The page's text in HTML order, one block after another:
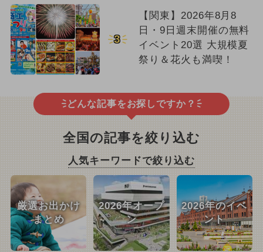
3
【関東】2026年8月8
日・9日週末開催の無料
イベント20選 大規模夏
祭り＆花火も満喫！
どんな記事をお探しですか？
全国の記事を絞り込む
人気キーワードで絞り込む
厳選お出かけ
まとめ
2026年オープ
ン
2026年のイベ
ント